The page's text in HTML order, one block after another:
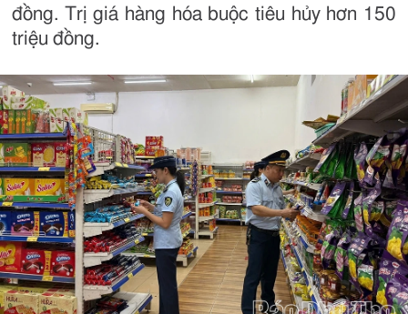
đồng. Trị giá hàng hóa buộc tiêu hủy hơn 150
triệu đồng.